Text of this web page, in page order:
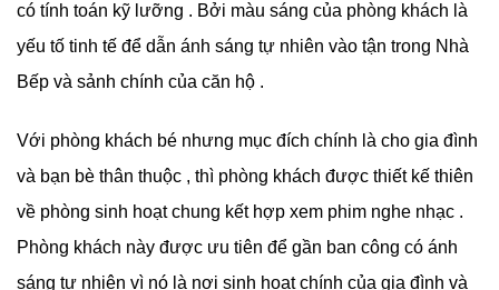
có tính toán kỹ lưỡng . Bởi màu sáng của phòng khách là
yếu tố tinh tế để dẫn ánh sáng tự nhiên vào tận trong Nhà
Bếp và sảnh chính của căn hộ .
Với phòng khách bé nhưng mục đích chính là cho gia đình
và bạn bè thân thuộc , thì phòng khách được thiết kế thiên
về phòng sinh hoạt chung kết hợp xem phim nghe nhạc .
Phòng khách này được ưu tiên để gần ban công có ánh
sáng tự nhiên vì nó là nơi sinh hoạt chính của gia đình và